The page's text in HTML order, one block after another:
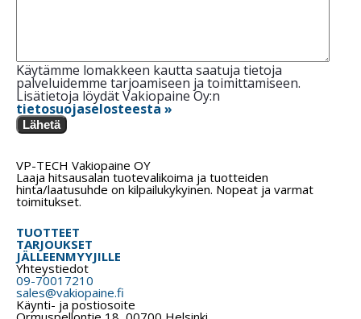
Käytämme lomakkeen kautta saatuja tietoja
palveluidemme tarjoamiseen ja toimittamiseen.
Lisätietoja löydät Vakiopaine Oy:n
tietosuojaselosteesta »
Lähetä
VP-TECH Vakiopaine OY
Laaja hitsausalan tuotevalikoima ja tuotteiden
hinta/laatusuhde on kilpailukykyinen. Nopeat ja varmat
toimitukset.
TUOTTEET
TARJOUKSET
JÄLLEENMYYJILLE
Yhteystiedot
09-70017210
sales@vakiopaine.fi
Käynti- ja postiosoite